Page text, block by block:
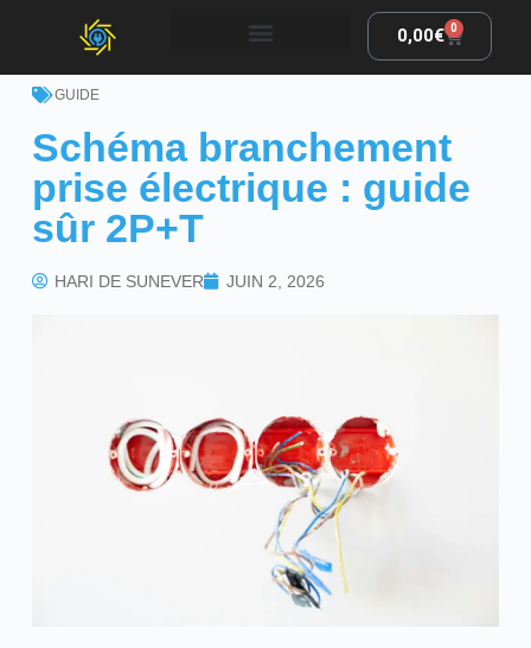
0,00€ 0
GUIDE
Schéma branchement
prise électrique : guide
sûr 2P+T
HARI DE SUNEVER JUIN 2, 2026